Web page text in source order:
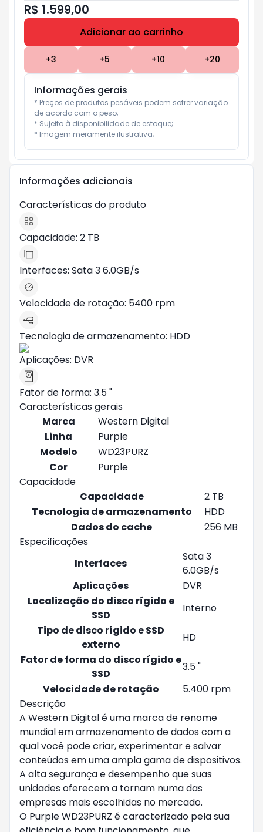
R$ 1.599,00
Adicionar ao carrinho
+3 +5 +10 +20
Informações gerais
* Preços de produtos pesáveis podem sofrer variação
de acordo com o peso;
* Sujeito à disponibilidade de estoque;
* Imagem meramente ilustrativa;
Informações adicionais
Características do produto
Capacidade: 2 TB
Interfaces: Sata 3 6.0GB/s
Velocidade de rotação: 5400 rpm
Tecnologia de armazenamento: HDD
Aplicações: DVR
Fator de forma: 3.5 "
Características gerais
Marca
Western Digital
Linha
Purple
Modelo
WD23PURZ
Cor
Purple
Capacidade
Capacidade
2 TB
Tecnologia de armazenamento
HDD
Dados do cache
256 MB
Especificações
Interfaces
Sata 3
6.0GB/s
Aplicações
DVR
Localização do disco rígido e
SSD
Interno
Tipo de disco rígido e SSD
externo
HD
Fator de forma do disco rígido e
SSD
3.5 "
Velocidade de rotação
5.400 rpm
Descrição
A Western Digital é uma marca de renome
mundial em armazenamento de dados com a
qual você pode criar, experimentar e salvar
conteúdos em uma ampla gama de dispositivos.
A alta segurança e desempenho que suas
unidades oferecem a tornam numa das
empresas mais escolhidas no mercado.
O Purple WD23PURZ é caracterizado pela sua